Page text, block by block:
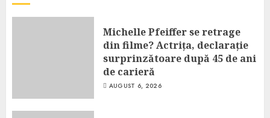
Michelle Pfeiffer se retrage
din filme? Actrița, declarație
surprinzătoare după 45 de ani
de carieră
AUGUST 6, 2026